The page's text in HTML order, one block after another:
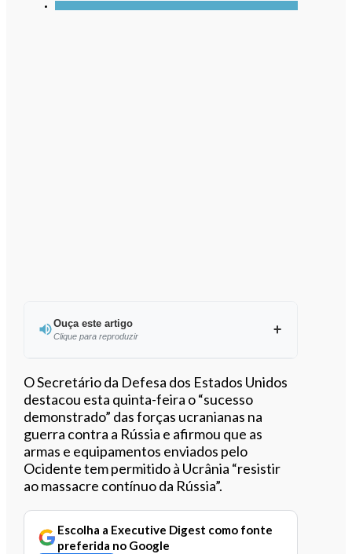
Ouça este artigo
Clique para reproduzir
Ouvir este artigo
O Secretário da Defesa dos Estados Unidos
destacou esta quinta-feira o “sucesso
demonstrado” das forças ucranianas na
guerra contra a Rússia e afirmou que as
armas e equipamentos enviados pelo
Ocidente tem permitido à Ucrânia “resistir
ao massacre contínuo da Rússia”.
Escolha a Executive Digest como fonte
preferida no Google